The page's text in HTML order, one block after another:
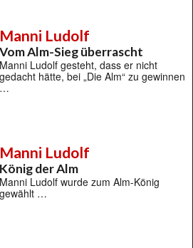
Manni Ludolf
Vom Alm-Sieg überrascht
Manni Ludolf gesteht, dass er nicht
gedacht hätte, bei „Die Alm“ zu gewinnen
…
Manni Ludolf
König der Alm
Manni Ludolf wurde zum Alm-König
gewählt …